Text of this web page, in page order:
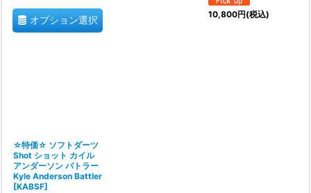
オプション選択 10,800円(税込)
☆特価☆ ソフトダーツ
Shot ショット カイル
アンダーソン バトラー
Kyle Anderson Battler
[KABSF]